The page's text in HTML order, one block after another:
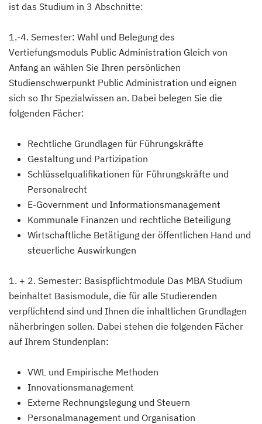
ist das Studium in 3 Abschnitte:
1.-4. Semester: Wahl und Belegung des
Vertiefungsmoduls Public Administration Gleich von
Anfang an wählen Sie Ihren persönlichen
Studienschwerpunkt Public Administration und eignen
sich so Ihr Spezialwissen an. Dabei belegen Sie die
folgenden Fächer:
Rechtliche Grundlagen für Führungskräfte
Gestaltung und Partizipation
Schlüsselqualifikationen für Führungskräfte und
Personalrecht
E-Government und Informationsmanagement
Kommunale Finanzen und rechtliche Beteiligung
Wirtschaftliche Betätigung der öffentlichen Hand und
steuerliche Auswirkungen
1. + 2. Semester: Basispflichtmodule Das MBA Studium
beinhaltet Basismodule, die für alle Studierenden
verpflichtend sind und Ihnen die inhaltlichen Grundlagen
näherbringen sollen. Dabei stehen die folgenden Fächer
auf Ihrem Stundenplan:
VWL und Empirische Methoden
Innovationsmanagement
Externe Rechnungslegung und Steuern
Personalmanagement und Organisation